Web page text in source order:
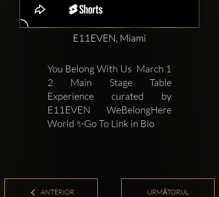
E11EVEN, Miami
You Belong With Us  March 1
2 Main Stage Table
Experience curated by
E11EVEN  WeBelongHere
World ✨Go To Link in Bio
ANTERIOR
URMĂTORUL